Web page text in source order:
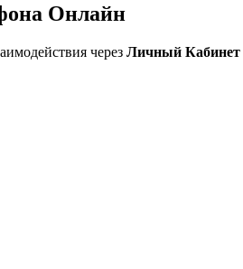
Онлайн
через Личный Кабинет